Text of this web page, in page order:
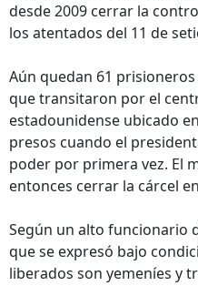
desde 2009 cerrar la
los atentados del 11 de
Aún quedan 61
que transitaron por el
estadounidense ubicado
presos cuando el
poder por primera vez. El
entonces cerrar la cárcel
Según un alto funcionario
que se expresó bajo
liberados son yemeníes y